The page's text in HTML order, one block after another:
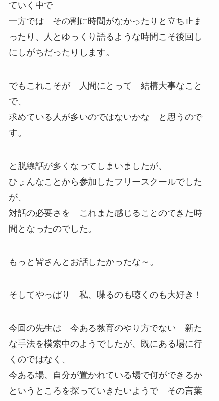
ていく中で
一方では その割に時間がなかったりと立ち止ま
ったり、人とゆっくり語るような時間こそ後回し
にしがちだったりします。
でもこれこそが 人間にとって 結構大事なこと
で、
求めている人が多いのではないかな と思うので
す。
と脱線話が多くなってしまいましたが、
ひょんなことから参加したフリースクールでした
が、
対話の必要さを これまた感じることのできた時
間となったのでした。
もっと皆さんとお話したかったな～。
そしてやっぱり 私、喋るのも聴くのも大好き！
今回の先生は 今ある教育のやり方でない 新た
な手法を模索中のようでしたが、既にある場に行
くのではなく、
今ある場、自分が置かれている場で何ができるか
というところを探っていきたいようで その言葉